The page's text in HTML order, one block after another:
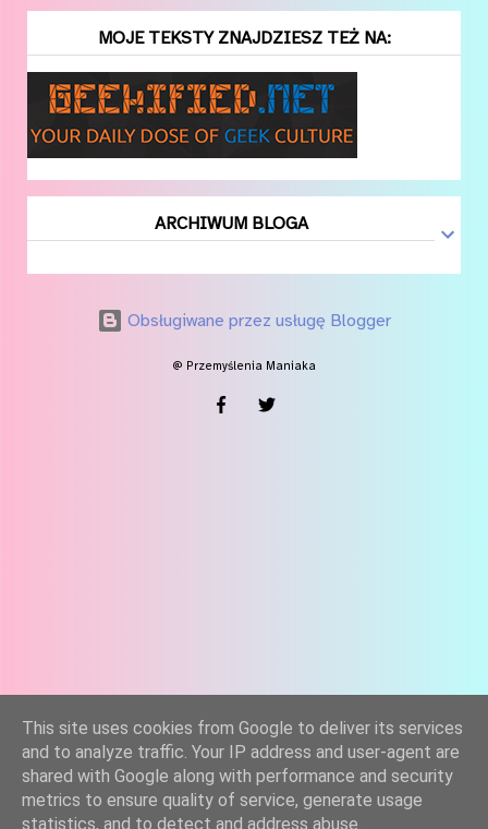
MOJE TEKSTY ZNAJDZIESZ TEŻ NA:
ARCHIWUM BLOGA
Obsługiwane przez usługę Blogger
@ Przemyślenia Maniaka
This site uses cookies from Google to deliver its services
and to analyze traffic. Your IP address and user-agent are
shared with Google along with performance and security
metrics to ensure quality of service, generate usage
statistics, and to detect and address abuse.